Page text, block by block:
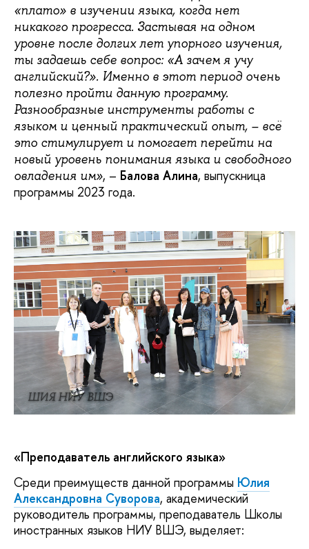
«плато» в изучении языка, когда нет
никакого прогресса. Застывая на одном
уровне после долгих лет упорного изучения,
ты задаешь себе вопрос: «А зачем я учу
английский?». Именно в этот период очень
полезно пройти данную программу.
Разнообразные инструменты работы с
языком и ценный практический опыт, – всё
это стимулирует и помогает перейти на
новый уровень понимания языка и свободного
овладения им», – Балова Алина, выпускница
программы 2023 года.
ШИЯ НИУ ВШЭ
«Преподаватель английского языка»
Среди преимуществ данной программы Юлия
Александровна Суворова, академический
руководитель программы, преподаватель Школы
иностранных языков НИУ ВШЭ, выделяет: